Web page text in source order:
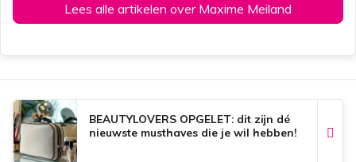
Lees alle artikelen over Maxime Meiland
BEAUTYLOVERS OPGELET: dit zijn dé
nieuwste musthaves die je wil hebben!